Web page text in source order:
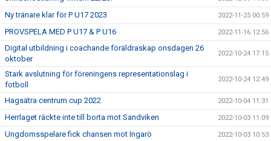
Ny tränare klar för P U17 2023 2022-11-25 00:59
PROVSPELA MED P U17 & P U16 2022-11-16 12:56
Digital utbildning i coachande föräldraskap onsdagen 26
oktober
2022-10-24 17:15
Stark avslutning för föreningens representationslag i
fotboll
2022-10-24 12:49
Hagsätra centrum cup 2022 2022-10-04 11:31
Herrlaget räckte inte till borta mot Sandviken 2022-10-03 11:09
Ungdomsspelare fick chansen mot Ingarö 2022-10-03 10:53